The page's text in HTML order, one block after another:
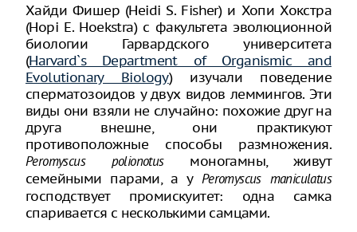
Хайди Фишер (Heidi S. Fisher) и Хопи Хокстра
(Hopi E. Hoekstra) с факультета эволюционной
биологии Гарвардского университета
(Harvard`s Department of Organismic and
Evolutionary Biology) изучали поведение
сперматозоидов у двух видов леммингов. Эти
виды они взяли не случайно: похожие друг на
друга внешне, они практикуют
противоположные способы размножения.
Peromyscus polionotusмоногамны, живут
семейными парами, а у Peromyscus maniculatus
господствует промискуитет: одна самка
спаривается с несколькими самцами.